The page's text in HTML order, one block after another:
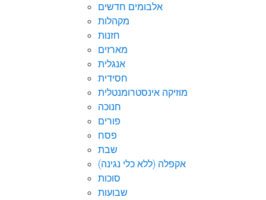
אלבומים חדשים
מקהלות
חזנות
מארזים
אנגלית
חסידית
מוזיקה אינסטרומנטלית
חנוכה
פורים
פסח
שבת
אקפלה (ללא כלי נגינה)
סוכות
שבועות